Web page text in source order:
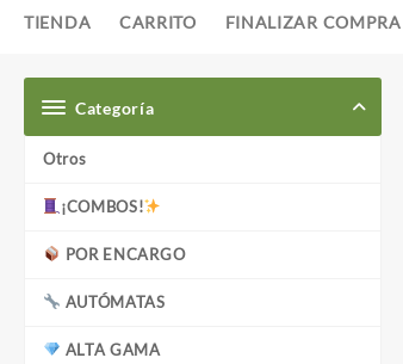
TIENDA CARRITO FINALIZAR COMPRA
Categoría
Otros
¡COMBOS!
POR ENCARGO
AUTÓMATAS
ALTA GAMA